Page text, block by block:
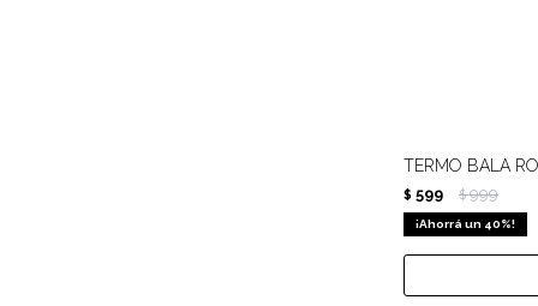
TERMO BALA
$ 599 $ 999
40